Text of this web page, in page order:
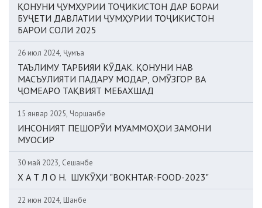
ҚОНУНИ ҶУМҲУРИИ ТОҶИКИСТОН ДАР БОРАИ
БУҶЕТИ ДАВЛАТИИ ҶУМҲУРИИ ТОҶИКИСТОН
БАРОИ СОЛИ 2025
26 июл 2024, Ҷумъа
ТАЪЛИМУ ТАРБИЯИ КӮДАК. ҚОНУНИ НАВ
МАСЪУЛИЯТИ ПАДАРУ МОДАР, ОМӮЗГОР ВА
ҶОМЕАРО ТАҚВИЯТ МЕБАХШАД
15 январ 2025, Чоршанбе
ИНСОНИЯТ ПЕШОРӮИ МУАММОҲОИ ЗАМОНИ
МУОСИР
30 май 2023, Сешанбе
Х А Т Л О Н. ШУКӮҲИ "BOKHTAR-FOOD-2023"
22 июн 2024, Шанбе